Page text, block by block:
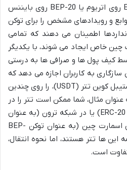
استاندارد توکن، مانند ERC-20 روی اتریوم یا BEP-20 روی بایننس
و رویدادهای مشخص را برای توکن
اطمینان می دهند که تمامی
چین خاص ایجاد می شوند، با یکدیگر
کیف پول ها و صرافی ها به درستی
به کاربران اجازه می دهد که
یک ارز دیجیتال خاص، مثلاً استیبل کوین تتر (USDT)، را روی چندین
مثال، شما ممکن است تتر را در
شبکه اتریوم (به عنوان توکن ERC-20) یا در شبکه ترون (به عنوان
توکن TRC-20) یا در بایننس اسمارت چین (به عنوان توکن BEP-
این ها تتر هستند، اما نحوه انتقال،
است.